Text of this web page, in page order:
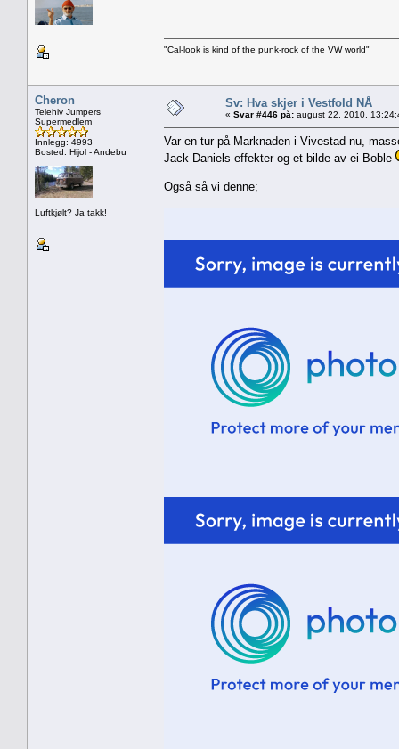
"Cal-look is kind of the punk-rock of the VW world"
Cheron
Telehiv Jumpers
Supermedlem
Innlegg: 4993
Bosted: Hijol - Andebu
Luftkjølt? Ja takk!
Sv: Hva skjer i Vestfold NÅ
« Svar #446 på: august 22, 2010,
Var en tur på Marknaden i Vivestad nu,
Jack Daniels effekter og et bilde av ei Boble
Også så vi denne;